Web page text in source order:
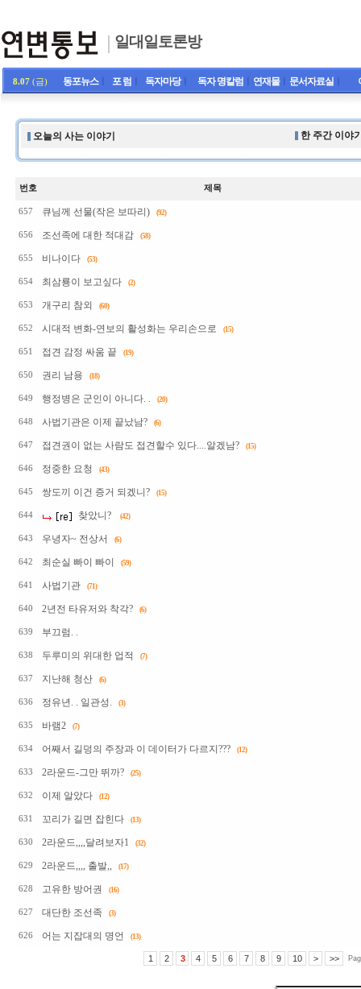
일대일토론방
8.07 (금) 동포뉴스ㅣ 포 럼 독자마당ㅣ 독자 명칼럼 연재물ㅣ 문서자료실
오늘의 사는 이야기 한 주간 이야
번호 제목
657 큐님께 선물(작은 보따리) (92)
656 조선족에 대한 적대감 (58)
655 비나이다 (53)
654 최삼룡이 보고싶다 (2)
653 개구리 참외 (60)
652 시대적 변화-연보의 활성화는 우리손으로 (15)
651 접견 감정 싸움 끝 (19)
650 권리 남용 (18)
649 행정병은 군인이 아니다. . (20)
648 사법기관은 이제 끝났남? (6)
647 접견권이 없는 사람도 접견할수 있다....알겠남? (15)
646 정중한 요청 (43)
645 쌍도끼 이건 증거 되겠니? (15)
644 찾았니? (42)
643 우녕자~ 전상서 (6)
642 최순실 빠이 빠이 (59)
641 사법기관 (71)
640 2년전 타유저와 착각? (6)
639 부끄럼. .
638 두루미의 위대한 업적 (7)
637 지난해 청산 (6)
636 정유년. . 일관성. (3)
635 바램2 (7)
634 어째서 길덩의 주장과 이 데이터가 다르지??? (12)
633 2라운드-그만 뛰까? (25)
632 이제 알았다 (12)
631 꼬리가 길면 잡힌다 (13)
630 2라운드,,,,달려보자1 (32)
629 2라운드,,,, 출발,, (17)
628 고유한 방어권 (16)
627 대단한 조선족 (3)
626 어는 지잡대의 명언 (13)
1 2 3 4 5 6 7 8 9 10 > >>